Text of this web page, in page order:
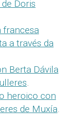
Doris
francesa
a través da
Berta Dávila
.
heroico con
de Muxía.